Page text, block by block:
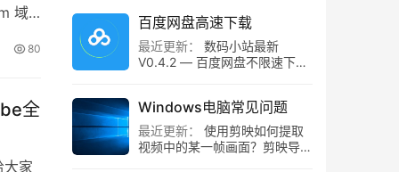
域
80
全
大家
百度网盘高速下载
最近更新：
数码小站最新
V0.4.2 — 百度网盘不限速下载
Windows电脑常见问题
最近更新：
使用剪映如何提取
视频中的某一帧画面？剪映导出